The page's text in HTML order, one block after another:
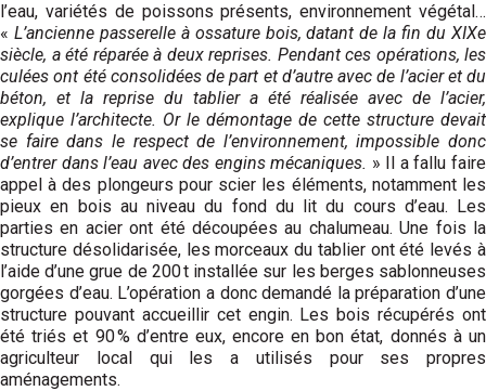
l’eau, variétés de poissons présents, environnement végétal…
« L’ancienne passerelle à ossature bois, datant de la fin du XIXe
siècle, a été réparée à deux reprises. Pendant ces opérations, les
culées ont été consolidées de part et d’autre avec de l’acier et du
béton, et la reprise du tablier a été réalisée avec de l’acier,
explique l’architecte. Or le démontage de cette structure devait
se faire dans le respect de l’environnement, impossible donc
d’entrer dans l’eau avec des engins mécaniques. » Il a fallu faire
appel à des plongeurs pour scier les éléments, notamment les
pieux en bois au niveau du fond du lit du cours d’eau. Les
parties en acier ont été découpées au chalumeau. Une fois la
structure désolidarisée, les morceaux du tablier ont été levés à
l’aide d’une grue de 200 t installée sur les berges sablonneuses
gorgées d’eau. L’opération a donc demandé la préparation d’une
structure pouvant accueillir cet engin. Les bois récupérés ont
été triés et 90 % d’entre eux, encore en bon état, donnés à un
agriculteur local qui les a utilisés pour ses propres
aménagements.